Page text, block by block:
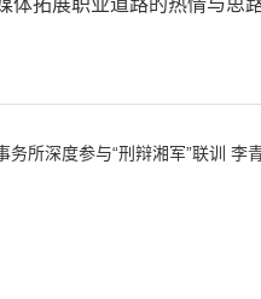
体拓展职业道路的热情与思
深度参与“刑辩湘军”联训 李青云副主